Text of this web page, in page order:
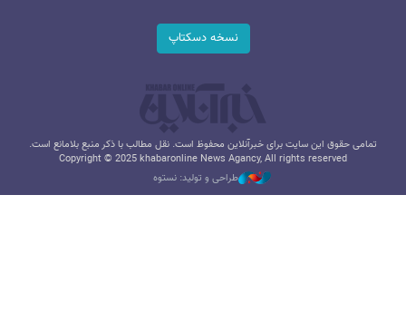
نسخه دسکتاپ
تمامی حقوق این سایت برای خبرآنلاین محفوظ است. نقل مطالب با ذکر منبع بلامانع است.
Copyright © 2025 khabaronline News Agancy, All rights reserved
طراحی و تولید: نستوه